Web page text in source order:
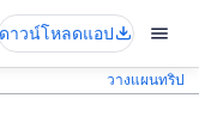
ดาวน์โหลดแอป
วางแผนทริป